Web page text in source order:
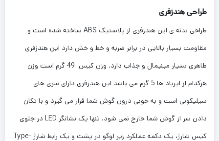
طراحی هندزفری
طراحی بدنه ی این هندزفری از پلاستیک ABS ساخته شده است و
مقاومت بسیار بالایی در برابر ضربه و خط و خش دارد این هندزفری
ظاهری بسیار مینیمال و جذاب دارد. وزن کیس 49 گرم است وزن
هرکدام از ایرباد ها 5 گرم می باشد این هندزفری دارای سری های
سیلیکونی است و به خوبی درون گوش شما قرار می گیرد و با تکان
دادن سر از گوش شما خارج نمی شود. تنها یک نشانگر LED در جلوی
کیس شارژ، یک دکمه عملکرد زیر لوگو در پشت و یک رابط شارژ Type-